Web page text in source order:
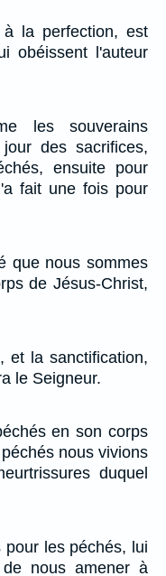
la perfection, est
obéissent l'auteur
les souverains
des sacrifices,
ensuite pour
fait une fois pour
que nous sommes
de Jésus-Christ,
et la sanctification,
le Seigneur.
en son corps
nous vivions
duquel
les péchés, lui
nous amener à